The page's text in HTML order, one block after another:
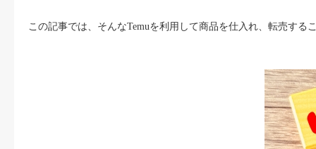
この記事では、そんなTemuを利用して商品を仕入れ、転売する